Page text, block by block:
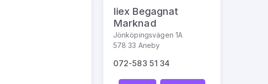
Iiex Begagnat
Marknad
Jönköpingsvägen 1A
578 33 Aneby
072-583 51 34